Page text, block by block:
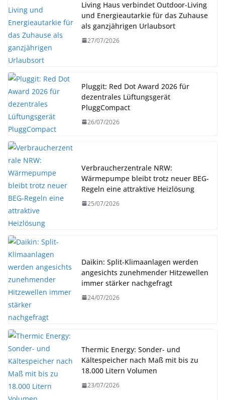
Living Haus verbindet Outdoor-Living
und Energieautarkie für das Zuhause
als ganzjährigen Urlaubsort
27/07/2026
Pluggit: Red Dot Award 2026 für
dezentrales Lüftungsgerät
PluggCompact
26/07/2026
Verbraucherzentrale NRW:
Wärmepumpe bleibt trotz neuer BEG-
Regeln eine attraktive Heizlösung
25/07/2026
Daikin: Split-Klimaanlagen werden
angesichts zunehmender Hitzewellen
immer stärker nachgefragt
24/07/2026
Thermic Energy: Sonder- und
Kältespeicher nach Maß mit bis zu
18.000 Litern Volumen
23/07/2026